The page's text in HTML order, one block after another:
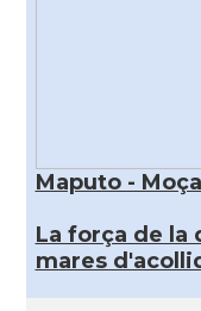
Maputo -
La força de la
mares